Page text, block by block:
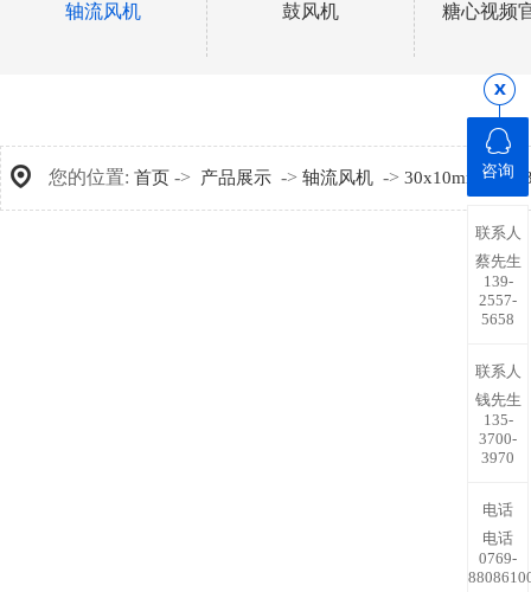
轴流风机 鼓风机 糖心视频
您的位置: 首页 -> 产品展示 -> 轴流风机 -> 30x10mm ->
咨询
联系人
蔡先生
139-
2557-
5658
联系人
钱先生
135-
3700-
3970
电话
电话
0769-